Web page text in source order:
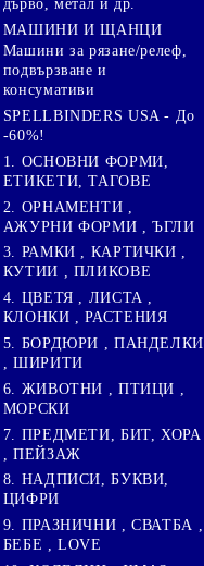
дърво, метал и др.
МАШИНИ И ЩАНЦИ
Машини за рязане/релеф,
подвързване и
консумативи
SPELLBINDERS USA - До
-60%!
1. ОСНОВНИ ФОРМИ,
ЕТИКЕТИ, ТАГОВЕ
2. ОРНАМЕНТИ ,
АЖУРНИ ФОРМИ , ЪГЛИ
3. РАМКИ , КАРТИЧКИ ,
КУТИИ , ПЛИКОВЕ
4. ЦВЕТЯ , ЛИСТА ,
КЛОНКИ , РАСТЕНИЯ
5. БОРДЮРИ , ПАНДЕЛКИ
, ШИРИТИ
6. ЖИВОТНИ , ПТИЦИ ,
МОРСКИ
7. ПРЕДМЕТИ, БИТ, ХОРА
, ПЕЙЗАЖ
8. НАДПИСИ, БУКВИ,
ЦИФРИ
9. ПРАЗНИЧНИ , СВАТБА ,
БЕБЕ , LOVE